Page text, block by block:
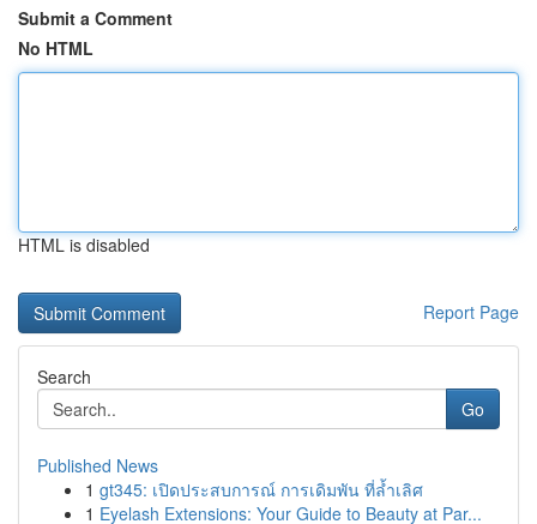
Submit a Comment
No HTML
HTML is disabled
Report Page
Search
Go
Published News
1 gt345: เปิดประสบการณ์ การเดิมพัน ที่ล้ำเลิศ
1 Eyelash Extensions: Your Guide to Beauty at Par...